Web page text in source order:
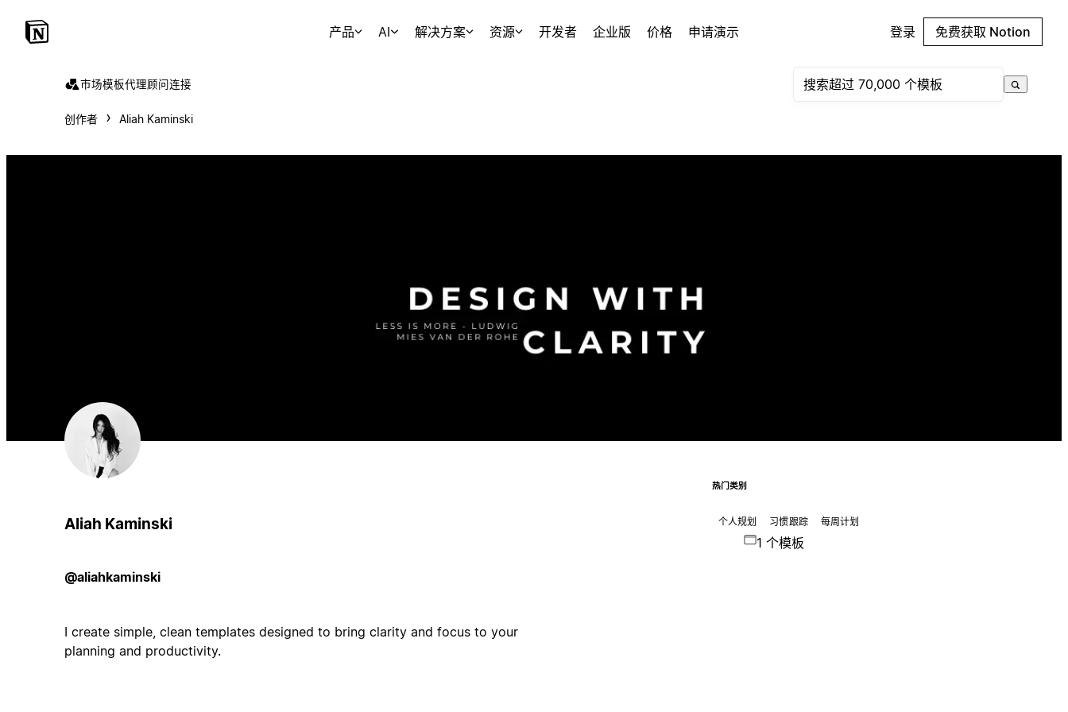
产品 AI 解决方案 资源 开发者 企业版 价格 申请演示 登录 免费获取 Notion
市场模板代理顾问连接
创作者 Aliah Kaminski
Aliah Kaminski
@aliahkaminski
I create simple, clean templates designed to bring clarity and focus to your
planning and productivity.
热门类别
个人规划 习惯跟踪 每周计划
1 个模板